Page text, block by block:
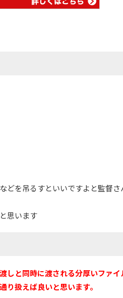
どを吊るすといいですよと監督さ
思います
しと同時に渡される分厚いファ
り扱えば良いと思います。